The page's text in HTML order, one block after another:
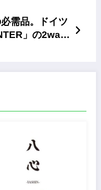
需品。ドイツ
」の2way